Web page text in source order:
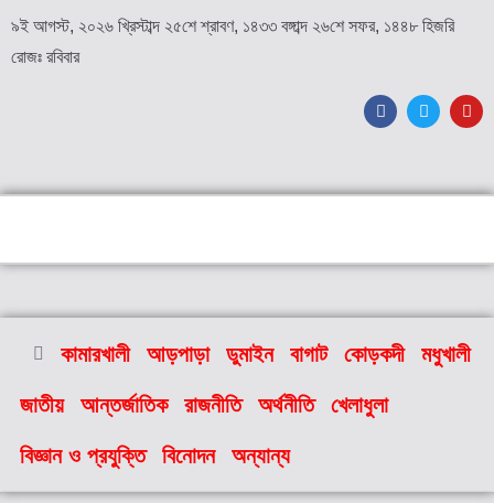
৯ই আগস্ট, ২০২৬ খ্রিস্টাব্দ ২৫শে শ্রাবণ, ১৪৩৩ বঙ্গাব্দ ২৬শে সফর, ১৪৪৮ হিজরি
রোজঃ রবিবার
কামারখালী আড়পাড়া ডুমাইন বাগাট কোড়কদী মধুখালী
জাতীয় আন্তর্জাতিক রাজনীতি অর্থনীতি খেলাধুলা
বিজ্ঞান ও প্রযুক্তি বিনোদন অন্যান্য